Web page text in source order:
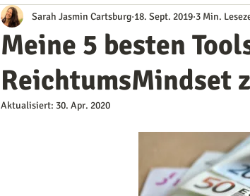
Meine 5 besten
ReichtumsMindset
Sarah Jasmin Cartsburg 18. Sept. 2019 3 Min.
Aktualisiert: 30. Apr. 2020